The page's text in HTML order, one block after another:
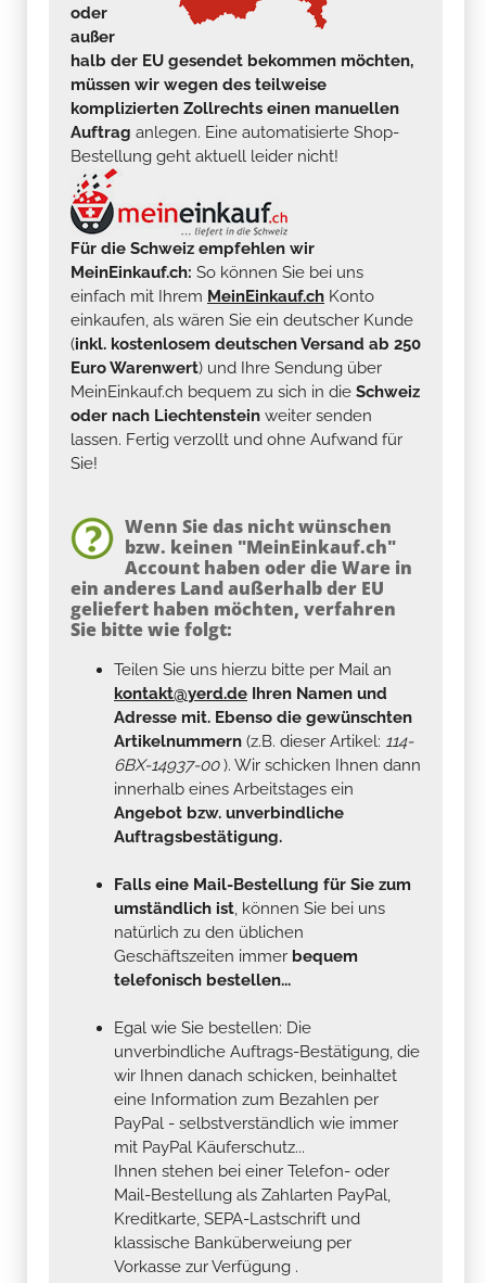
oder
außer
halb der EU gesendet bekommen möchten,
müssen wir wegen des teilweise
komplizierten Zollrechts einen manuellen
Auftrag anlegen. Eine automatisierte Shop-
Bestellung geht aktuell leider nicht!
Für die Schweiz empfehlen wir
MeinEinkauf.ch: So können Sie bei uns
einfach mit Ihrem MeinEinkauf.ch Konto
einkaufen, als wären Sie ein deutscher Kunde
(inkl. kostenlosem deutschen Versand ab 250
Euro Warenwert) und Ihre Sendung über
MeinEinkauf.ch bequem zu sich in die Schweiz
oder nach Liechtenstein weiter senden
lassen. Fertig verzollt und ohne Aufwand für
Sie!
Wenn Sie das nicht wünschen
bzw. keinen "MeinEinkauf.ch"
Account haben oder die Ware in
ein anderes Land außerhalb der EU
geliefert haben möchten, verfahren
Sie bitte wie folgt:
Teilen Sie uns hierzu bitte per Mail an
kontakt@yerd.de Ihren Namen und
Adresse mit. Ebenso die gewünschten
Artikelnummern (z.B. dieser Artikel: 114-
6BX-14937-00). Wir schicken Ihnen dann
innerhalb eines Arbeitstages ein
Angebot bzw. unverbindliche
Auftragsbestätigung.
Falls eine Mail-Bestellung für Sie zum
umständlich ist, können Sie bei uns
natürlich zu den üblichen
Geschäftszeiten immer bequem
telefonisch bestellen...
Egal wie Sie bestellen: Die
unverbindliche Auftrags-Bestätigung, die
wir Ihnen danach schicken, beinhaltet
eine Information zum Bezahlen per
PayPal - selbstverständlich wie immer
mit PayPal Käuferschutz...
Ihnen stehen bei einer Telefon- oder
Mail-Bestellung als Zahlarten PayPal,
Kreditkarte, SEPA-Lastschrift und
klassische Banküberweiung per
Vorkasse zur Verfügung .